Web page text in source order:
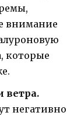
внимание
которые
ветра.
негативно